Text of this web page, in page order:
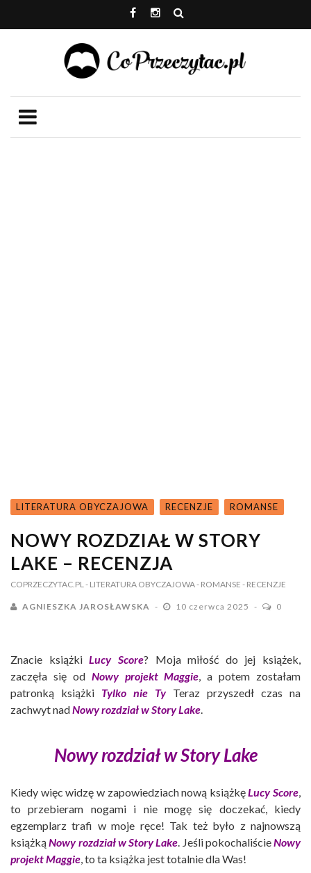
LITERATURA OBYCZAJOWA RECENZJE ROMANSE
NOWY ROZDZIAŁ W STORY
LAKE – RECENZJA
COPRZECZYTAC.PL - LITERATURA OBYCZAJOWA- ROMANSE - RECENZJE
AGNIESZKA JAROSŁAWSKA 10 czerwca 2025 0
Znacie książkiLucy Score? Moja miłość do jej książek,
zaczęła się od Nowy projekt Maggie, a potem zostałam
patronką książki Tylko nie TyTeraz przyszedł czas na
zachwyt nadNowy rozdział w Story Lake.
Nowy rozdział w Story Lake
Kiedy więc widzę w zapowiedziach nową książkęLucy Score
to przebieram nogami i nie mogę się doczekać, kiedy
egzemplarz trafi w moje ręce! Tak też było z najnowszą
książkąNowy rozdział w Story Lake . Jeśli pokochaliścieNowy
projekt Maggie , to ta książka jest totalnie dla Was!